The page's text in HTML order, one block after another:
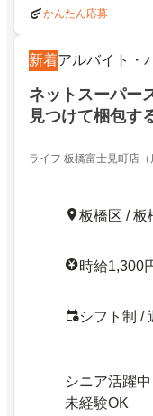
かんたん応募
新着アルバイト・
ネットスーパー
見つけて梱包す
ライフ 板橋富士見町店（
板橋区 / 板
時給1,300
シフト制 /
シニア活躍中
未経験OK